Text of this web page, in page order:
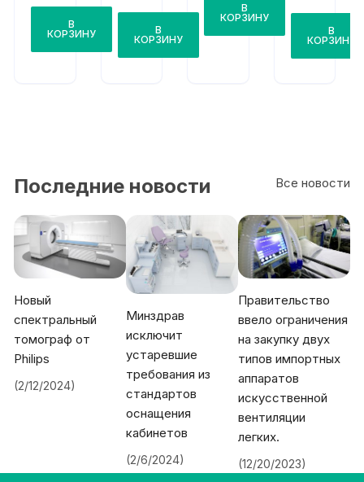
on
Hybr
id
В
КОРЗИНУ
a M
В
КОРЗИНУ
a
В
КОРЗИНУ
В
КОРЗИНУ
Все новости
Последние новости
Новый
спектральный
томограф от
Philips
(2/12/2024)
Минздрав
исключит
устаревшие
требования из
стандартов
оснащения
кабинетов
(2/6/2024)
Правительство
ввело ограничения
на закупку двух
типов импортных
аппаратов
искусственной
вентиляции
легких.
(12/20/2023)